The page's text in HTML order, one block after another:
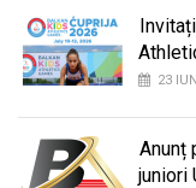
23
Anunț
juniori